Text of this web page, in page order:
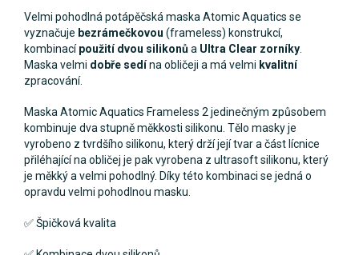
Velmi pohodlná potápěčská maska Atomic Aquatics se
vyznačuje bezrámečkovou (frameless) konstrukcí,
kombinacípoužití dvou silikonůa Ultra Clear zorníky
Maska velmi dobře sedína obličeji a má velmi kvalitní
zpracování.
Maska Atomic Aquatics Frameless 2 jedinečným způsobem
kombinuje dva stupně měkkosti silikonu. Tělo masky je
vyrobeno z tvrdšího silikonu, který drží její tvar a část lícnice
přiléhající na obličej je pak vyrobena z ultrasoft silikonu, který
je měkký a velmi pohodlný. Díky této kombinaci se jedná o
opravdu velmi pohodlnou masku.
✅ Špičková kvalita